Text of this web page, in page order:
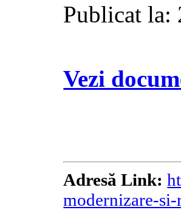
Publicat la:
Vezi
Adresă Link:
modernizare-